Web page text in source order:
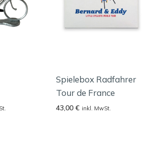
Spielebox Radfahrer
Tour de France
43,00€ inkl. MwSt.